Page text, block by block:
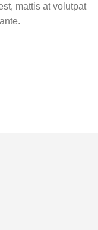
mattis at volutpat